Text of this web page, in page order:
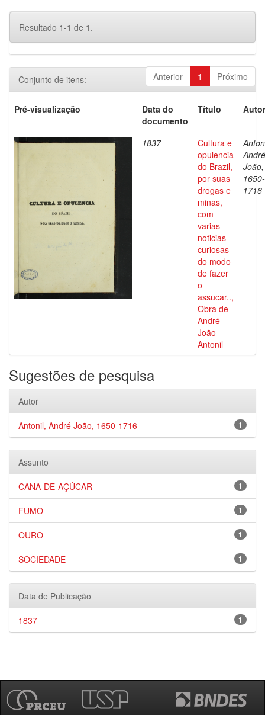
Resultado 1-1 de 1.
Anterior 1 Próximo
Conjunto de itens:
Pré-visualização
Data do
documento
Título
1837
Cultura e
opulencia
do Brazil,
por suas
drogas e
minas,
com
varias
noticias
curiosas
do modo
de fazer
o
assucar..,
Obra de
André
João
Antonil
André
João,
1650-
1716
Sugestões de pesquisa
Autor
1
Antonil, André João, 1650-1716
Assunto
1
CANA-DE-AÇÚCAR
1
FUMO
1
OURO
1
SOCIEDADE
Data de Publicação
1
1837